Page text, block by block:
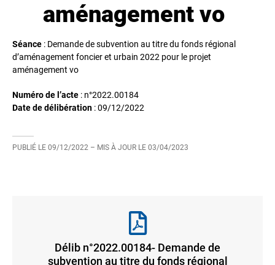
aménagement vo
Séance : Demande de subvention au titre du fonds régional
d’aménagement foncier et urbain 2022 pour le projet
aménagement vo
Numéro de l’acte : n°2022.00184
Date de délibération :09/12/2022
PUBLIÉ LE 09/12/2022 – MIS À JOUR LE 03/04/2023
Délib n°2022.00184- Demande de
subvention au titre du fonds régional